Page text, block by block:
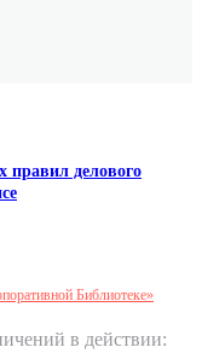
правил делового
Библиотеке»
в действии: